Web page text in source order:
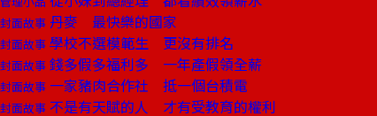
封面故事 丹麥 最快樂的國家
封面故事 學校不選模範生 更沒有排名
封面故事 錢多假多福利多 一年產假領全薪
封面故事 一家豬肉合作社 抵一個台積電
封面故事 不是有天賦的人 才有受教育的權利